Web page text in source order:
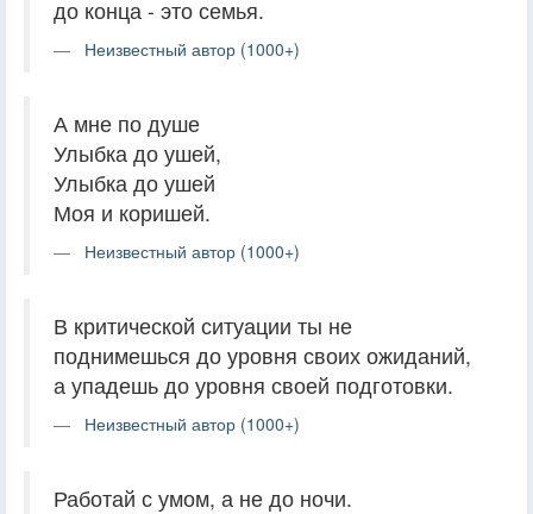
до конца - это семья.
Неизвестный автор (1000+)
А мне по душе
Улыбка до ушей,
Улыбка до ушей
Моя и коришей.
Неизвестный автор (1000+)
В критической ситуации ты не
поднимешься до уровня своих ожиданий,
а упадешь до уровня своей подготовки.
Неизвестный автор (1000+)
Работай с умом, а не до ночи.